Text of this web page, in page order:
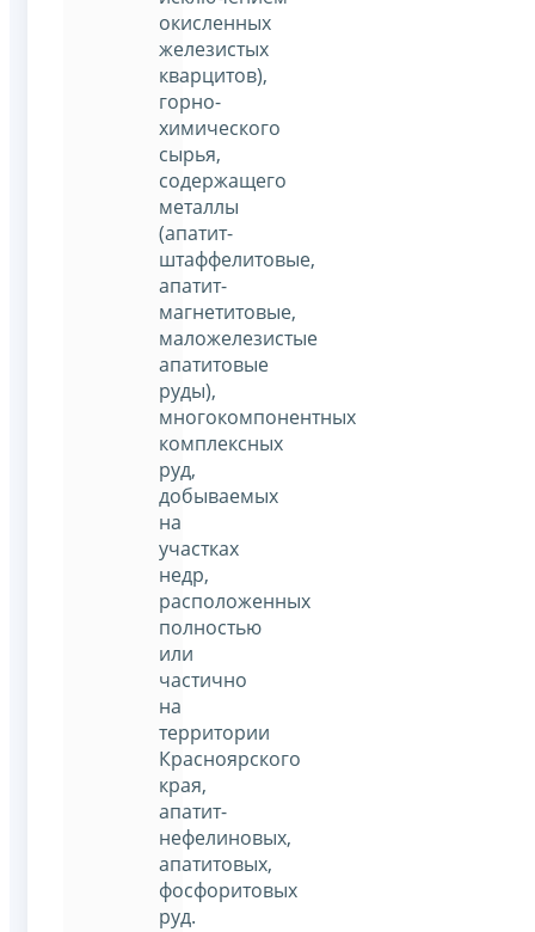
окисленных
железистых
кварцитов),
горно-
химического
сырья,
содержащего
металлы
(апатит-
штаффелитовые,
апатит-
магнетитовые,
маложелезистые
апатитовые
руды),
многокомпонентных
комплексных
руд,
добываемых
на
участках
недр,
расположенных
полностью
или
частично
на
территории
Красноярского
края,
апатит-
нефелиновых,
апатитовых,
фосфоритовых
руд.